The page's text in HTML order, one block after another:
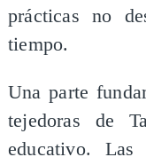
prácticas no
tiempo.
Una parte
tejedoras de
educativo. Las